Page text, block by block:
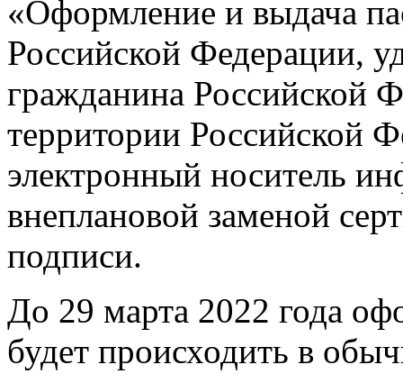
«Оформление и выдача
Российской Федерации,
гражданина Российской
территории Российской
электронный носитель
внеплановой заменой
подписи.
До 29 марта 2022 года
будет происходить в